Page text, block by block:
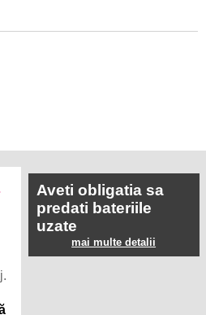
Aveti obligatia sa
predati bateriile
uzate
mai multe detalii